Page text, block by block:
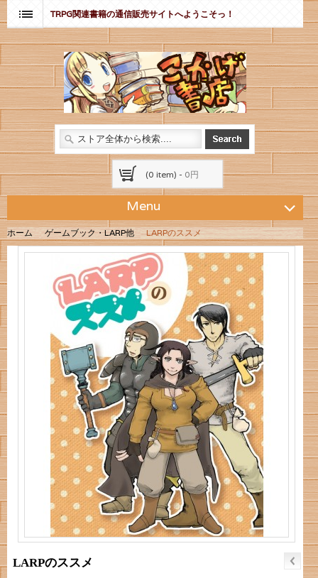
TRPG関連書籍の通信販売サイトへようこそっ！
(0 item) - 0円
Menu
ホーム ゲームブック・LARP他 LARPのススメ
LARPのススメ